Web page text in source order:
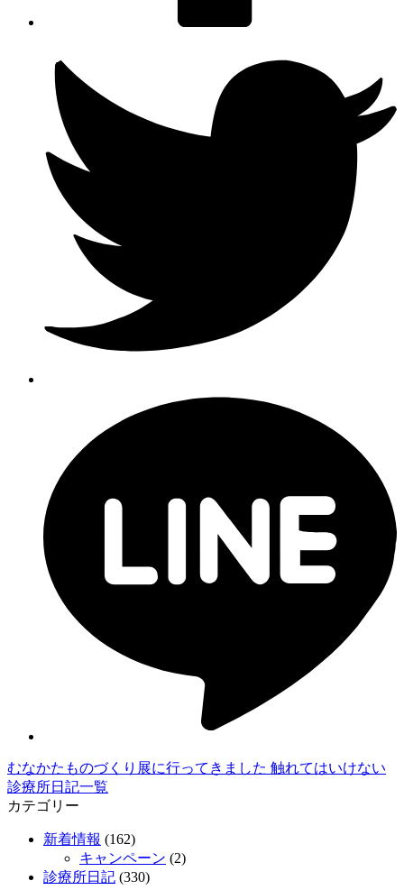
むなかたものづくり展に行ってきました 触れてはいけない
診療所日記一覧
カテゴリー
新着情報 (162)
キャンペーン (2)
診療所日記 (330)